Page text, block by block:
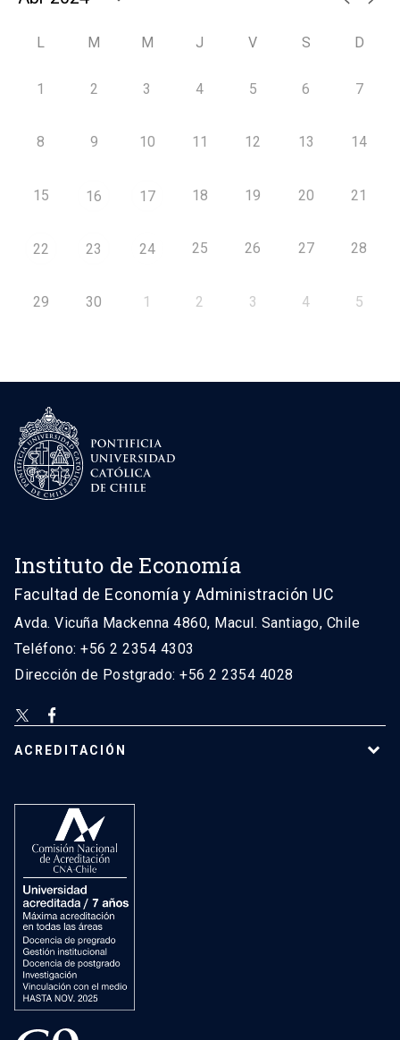
L M M J V S D
1 2 3 4 5 6 7
8 9 10 11 12 13 14
15 16 17 18 19 20 21
22 23 24 25 26 27 28
29 30 1 2 3 4 5
Instituto de Economía
Facultad de Economía y Administración UC
Avda. Vicuña Mackenna 4860, Macul. Santiago, Chile
Teléfono: +56 2 2354 4303
Dirección de Postgrado: +56 2 2354 4028
ACREDITACIÓN